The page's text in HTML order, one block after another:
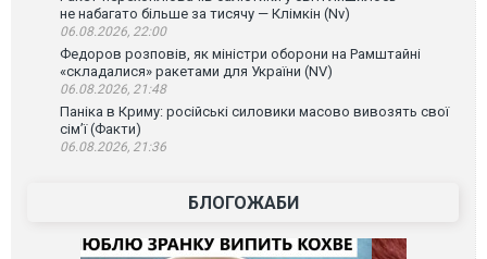
не набагато більше за тисячу — Клімкін (Nv)
06.08.2026, 22:00
Федоров розповів, як міністри оборони на Рамштайні
«складалися» ракетами для України (NV)
06.08.2026, 21:48
Паніка в Криму: російські силовики масово вивозять свої
сім’ї (Факти)
06.08.2026, 21:36
БЛОГОЖАБИ